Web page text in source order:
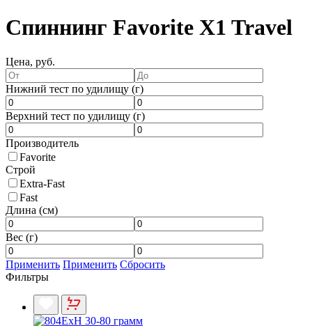
Спиннинг Favorite X1 Travel
Цена, руб.
Нижний тест по удилищу (г)
Верхний тест по удилищу (г)
Производитель
Favorite
Строй
Extra-Fast
Fast
Длина (см)
Вес (г)
Применить Применить Сбросить
Фильтры